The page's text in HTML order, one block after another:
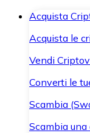
Acquista
Acquista le
Vendi
Converti le
Scambia
Scambia